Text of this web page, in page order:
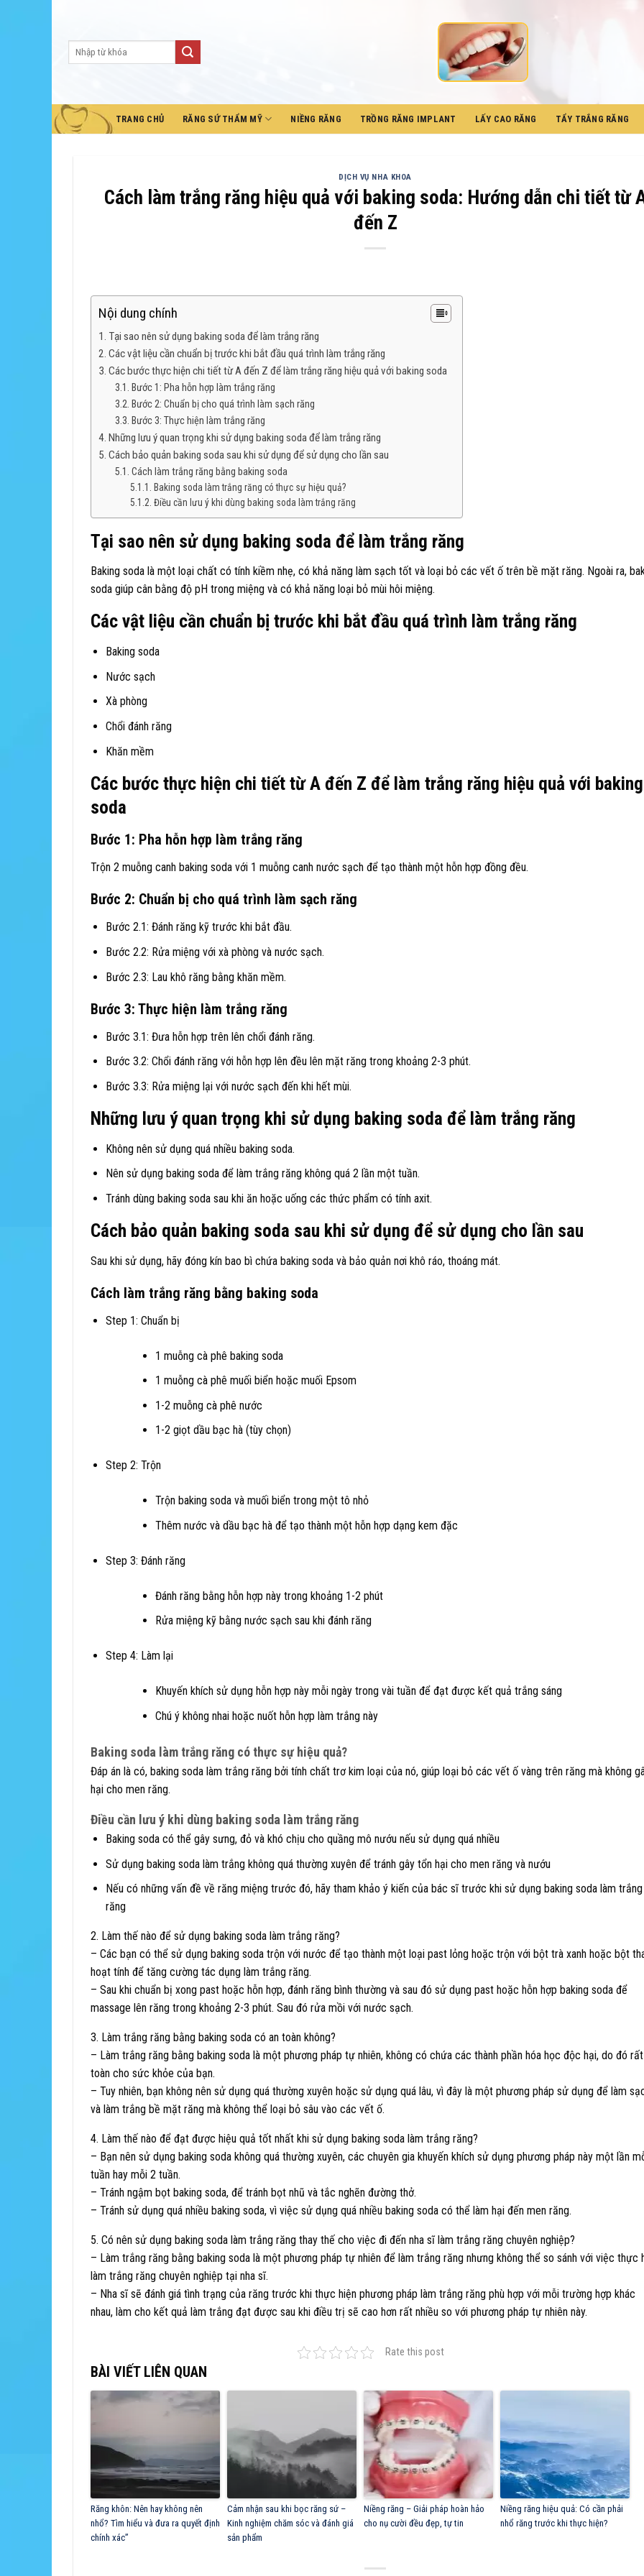
content
TRANG CHỦ RĂNG SỨ THẨM MỸ NIỀNG RĂNG TRỒNG RĂNG IMPLANT LẤY CAO RĂNG TẨY TRẮNG RĂNG
DỊCH VỤ NHA KHOA
Cách làm trắng răng hiệu quả với baking soda: Hướng dẫn chi tiết từ
đến Z
Nội dung chính
Tại sao nên sử dụng baking soda để làm trắng răng
Các vật liệu cần chuẩn bị trước khi bắt đầu quá trình làm trắng răng
Các bước thực hiện chi tiết từ A đến Z để làm trắng răng hiệu quả với baking soda
Bước 1: Pha hỗn hợp làm trắng răng
Bước 2: Chuẩn bị cho quá trình làm sạch răng
Bước 3: Thực hiện làm trắng răng
Những lưu ý quan trọng khi sử dụng baking soda để làm trắng răng
Cách bảo quản baking soda sau khi sử dụng để sử dụng cho lần sau
Cách làm trắng răng bằng baking soda
Baking soda làm trắng răng có thực sự hiệu quả?
Điều cần lưu ý khi dùng baking soda làm trắng răng
Tại sao nên sử dụng baking soda để làm trắng răng
Baking soda là một loại chất có tính kiềm nhẹ, có khả năng làm sạch tốt và loại bỏ các vết ố trên bề mặt răng. Ngoài ra,
soda giúp cân bằng độ pH trong miệng và có khả năng loại bỏ mùi hôi miệng.
Các vật liệu cần chuẩn bị trước khi bắt đầu quá trình làm trắng răng
Baking soda
Nước sạch
Xà phòng
Chổi đánh răng
Khăn mềm
Các bước thực hiện chi tiết từ A đến Z để làm trắng răng hiệu quả với baking
soda
Bước 1: Pha hỗn hợp làm trắng răng
Trộn 2 muỗng canh baking soda với 1 muỗng canh nước sạch để tạo thành một hỗn hợp đồng đều.
Bước 2: Chuẩn bị cho quá trình làm sạch răng
Bước 2.1: Đánh răng kỹ trước khi bắt đầu.
Bước 2.2: Rửa miệng với xà phòng và nước sạch.
Bước 2.3: Lau khô răng bằng khăn mềm.
Bước 3: Thực hiện làm trắng răng
Bước 3.1: Đưa hỗn hợp trên lên chổi đánh răng.
Bước 3.2: Chổi đánh răng với hỗn hợp lên đều lên mặt răng trong khoảng 2-3 phút.
Bước 3.3: Rửa miệng lại với nước sạch đến khi hết mùi.
Những lưu ý quan trọng khi sử dụng baking soda để làm trắng răng
Không nên sử dụng quá nhiều baking soda.
Nên sử dụng baking soda để làm trắng răng không quá 2 lần một tuần.
Tránh dùng baking soda sau khi ăn hoặc uống các thức phẩm có tính axit.
Cách bảo quản baking soda sau khi sử dụng để sử dụng cho lần sau
Sau khi sử dụng, hãy đóng kín bao bì chứa baking soda và bảo quản nơi khô ráo, thoáng mát.
Cách làm trắng răng bằng baking soda
Step 1: Chuẩn bị
1 muỗng cà phê baking soda
1 muỗng cà phê muối biển hoặc muối Epsom
1-2 muỗng cà phê nước
1-2 giọt dầu bạc hà (tùy chọn)
Step 2: Trộn
Trộn baking soda và muối biển trong một tô nhỏ
Thêm nước và dầu bạc hà để tạo thành một hỗn hợp dạng kem đặc
Step 3: Đánh răng
Đánh răng bằng hỗn hợp này trong khoảng 1-2 phút
Rửa miệng kỹ bằng nước sạch sau khi đánh răng
Step 4: Làm lại
Khuyến khích sử dụng hỗn hợp này mỗi ngày trong vài tuần để đạt được kết quả trắng sáng
Chú ý không nhai hoặc nuốt hỗn hợp làm trắng này
Baking soda làm trắng răng có thực sự hiệu quả?
Đáp án là có, baking soda làm trắng răng bởi tính chất trơ kim loại của nó, giúp loại bỏ các vết ố vàng trên răng mà không
hại cho men răng.
Điều cần lưu ý khi dùng baking soda làm trắng răng
Baking soda có thể gây sưng, đỏ và khó chịu cho quầng mô nướu nếu sử dụng quá nhiều
Sử dụng baking soda làm trắng không quá thường xuyên để tránh gây tổn hại cho men răng và nướu
Nếu có những vấn đề về răng miệng trước đó, hãy tham khảo ý kiến ​​của bác sĩ trước khi sử dụng baking soda làm trắng
răng
2. Làm thế nào để sử dụng baking soda làm trắng răng?
– Các bạn có thể sử dụng baking soda trộn với nước để tạo thành một loại past lỏng hoặc trộn với bột trà xanh hoặc bột
hoạt tính để tăng cường tác dụng làm trắng răng.
– Sau khi chuẩn bị xong past hoặc hỗn hợp, đánh răng bình thường và sau đó sử dụng past hoặc hỗn hợp baking soda để
massage lên răng trong khoảng 2-3 phút. Sau đó rửa mồi với nước sạch.
3. Làm trắng răng bằng baking soda có an toàn không?
– Làm trắng răng bằng baking soda là một phương pháp tự nhiên, không có chứa các thành phần hóa học độc hại, do đó
toàn cho sức khỏe của bạn.
– Tuy nhiên, bạn không nên sử dụng quá thường xuyên hoặc sử dụng quá lâu, vì đây là một phương pháp sử dụng để làm
và làm trắng bề mặt răng mà không thể loại bỏ sâu vào các vết ố.
4. Làm thế nào để đạt được hiệu quả tốt nhất khi sử dụng baking soda làm trắng răng?
– Bạn nên sử dụng baking soda không quá thường xuyên, các chuyên gia khuyến khích sử dụng phương pháp này một lần
tuần hay mỗi 2 tuần.
– Tránh ngậm bọt baking soda, để tránh bọt nhũ và tắc nghẽn đường thở.
– Tránh sử dụng quá nhiều baking soda, vì việc sử dụng quá nhiều baking soda có thể làm hại đến men răng.
5. Có nên sử dụng baking soda làm trắng răng thay thế cho việc đi đến nha sĩ làm trắng răng chuyên nghiệp?
– Làm trắng răng bằng baking soda là một phương pháp tự nhiên để làm trắng răng nhưng không thể so sánh với việc thực
làm trắng răng chuyên nghiệp tại nha sĩ.
– Nha sĩ sẽ đánh giá tình trạng của răng trước khi thực hiện phương pháp làm trắng răng phù hợp với mỗi trường hợp khác
nhau, làm cho kết quả làm trắng đạt được sau khi điều trị sẽ cao hơn rất nhiều so với phương pháp tự nhiên này.
Rate this post
BÀI VIẾT LIÊN QUAN
Răng khôn: Nên hay không nên
nhổ? Tìm hiểu và đưa ra quyết định
chính xác”
Cảm nhận sau khi bọc răng sứ –
Kinh nghiệm chăm sóc và đánh giá
sản phẩm
Niềng răng – Giải pháp hoàn hảo
cho nụ cười đều đẹp, tự tin
Niềng răng hiệu quả: Có cần phải
nhổ răng trước khi thực hiện?